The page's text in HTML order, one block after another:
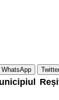
WhatsApp